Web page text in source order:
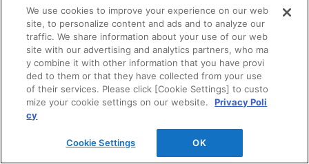
会社情報
企業情報
サステナビリティ
We use cookies to improve your experience on our web
site, to personalize content and ads and to analyze our
traffic. We share information about your use of our web
site with our advertising and analytics partners, who ma
y combine it with other information that you have provi
ded to them or that they have collected from your use
of their services. Please click [Cookie Settings] to custo
mize your cookie settings on our website.
Privacy Poli
cy
Cookie Settings OK